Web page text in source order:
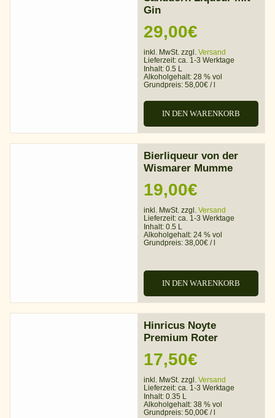
Gin
29,00€
inkl. MwSt. zzgl. Versand
Lieferzeit: ca. 1-3 Werktage
Inhalt: 0.5 L
Alkoholgehalt: 28 % vol
Grundpreis: 58,00€ /l
IN DEN WARENKORB
Bierliqueur von der
Wismarer Mumme
19,00€
inkl. MwSt. zzgl. Versand
Lieferzeit: ca. 1-3 Werktage
Inhalt: 0.5 L
Alkoholgehalt: 24 % vol
Grundpreis: 38,00€ /l
IN DEN WARENKORB
Hinricus Noyte
Premium Roter
17,50€
inkl. MwSt. zzgl. Versand
Lieferzeit: ca. 1-3 Werktage
Inhalt: 0.35 L
Alkoholgehalt: 38 % vol
Grundpreis: 50,00€ /